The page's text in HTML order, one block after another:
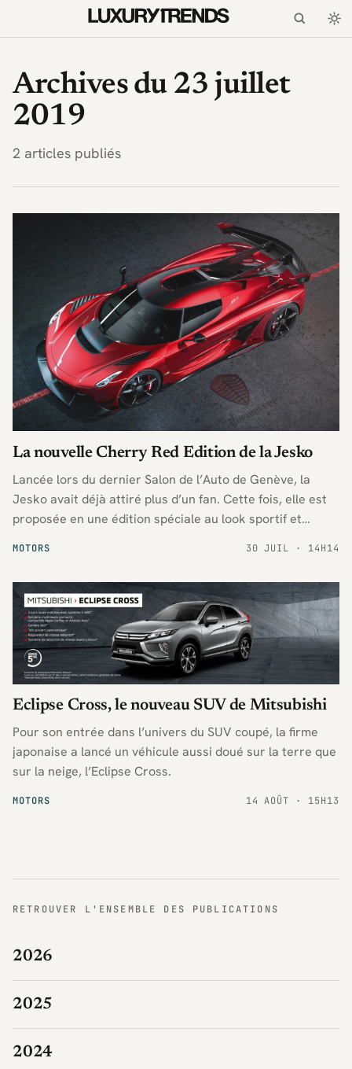
Archives du 23 juillet
2019
2 articles publiés
MOTORS
La nouvelle Cherry Red Edition de la Jesko
Lancée lors du dernier Salon de l’Auto de Genève, la
Jesko avait déjà attiré plus d’un fan. Cette fois, elle est
proposée en une édition spéciale au look sportif et
30 JUIL · 14H14
MOTORS
Eclipse Cross, le nouveau SUV de Mitsubishi
Pour son entrée dans l’univers du SUV coupé, la firme
japonaise a lancé un véhicule aussi doué sur la terre que
sur la neige, l’Eclipse Cross.
14 AOÛT · 15H13
RETROUVER L'ENSEMBLE DES PUBLICATIONS
2026
2025
2024